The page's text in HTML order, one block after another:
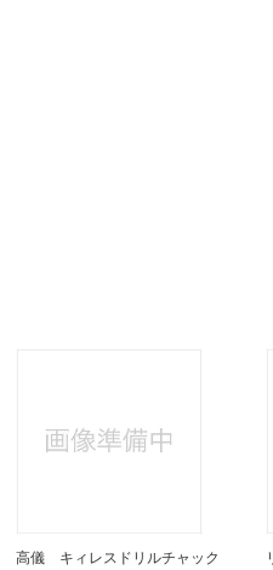
高儀 キィレスドリルチャック